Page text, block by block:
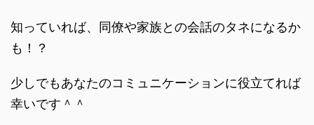
知っていれば、同僚や家族との会話のタネになるか
も！？
少しでもあなたのコミュニケーションに役立てれば
幸いです＾＾